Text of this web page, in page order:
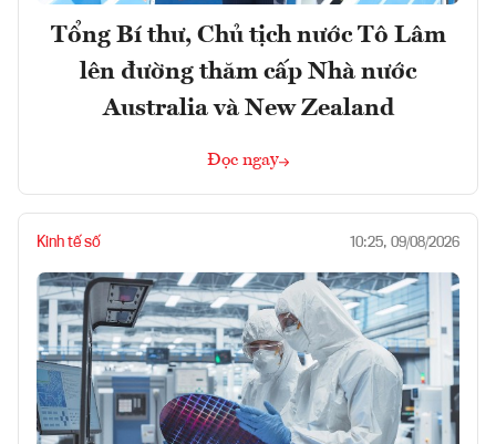
Tổng Bí thư, Chủ tịch nước Tô Lâm
lên đường thăm cấp Nhà nước
Australia và New Zealand
Đọc ngay
Kinh tế số 10:25, 09/08/2026